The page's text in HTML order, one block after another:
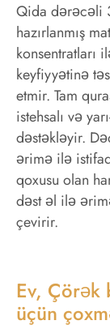
Qida dərəcəli
hazırlanmış
konsentratları
keyfiyyətinə
etmir. Tam
istehsalı və
dəstəkləyir.
ərimə ilə
qoxusu olan
dəst əl ilə
çevirir.
Ev, Çörək
üçün